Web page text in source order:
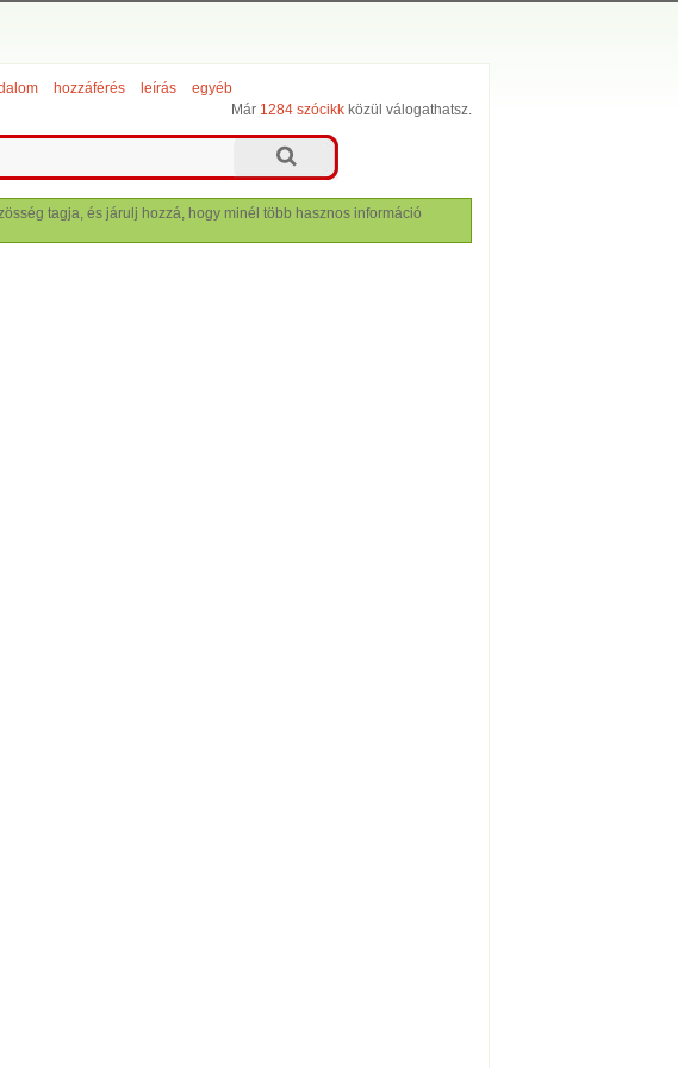
hozzáférés leírás
egyéb
Már 1284 szócikkközül válogathatsz.
tagja, és járulj hozzá, hogy minél több hasznos információ